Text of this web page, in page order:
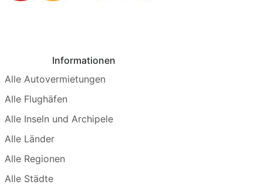
Informationen
Alle Autovermietungen
Alle Flughäfen
Alle Inseln und Archipele
Alle Länder
Alle Regionen
Alle Städte